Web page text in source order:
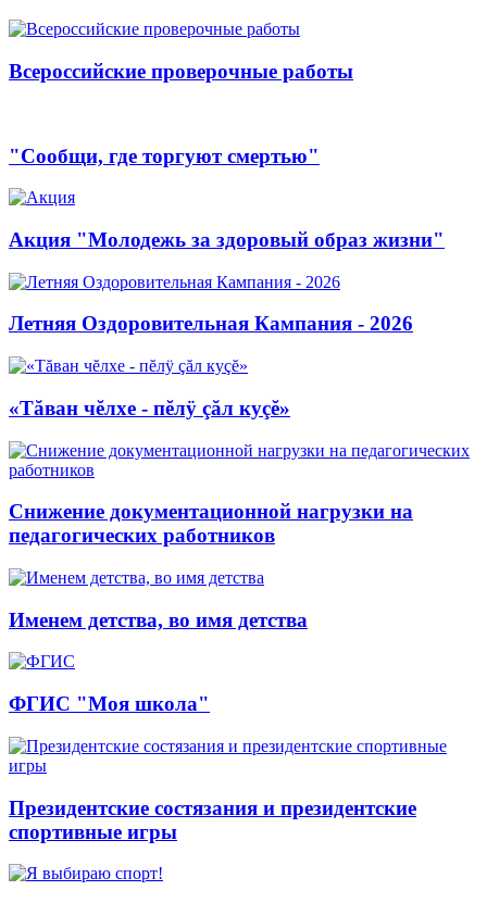
Всероссийские проверочные работы
"Сообщи, где торгуют смертью"
Акция "Молодежь за здоровый образ жизни"
Летняя Оздоровительная Кампания - 2026
«Тăван чĕлхе - пĕлÿ çăл куçĕ»
Снижение документационной нагрузки на
педагогических работников
Именем детства, во имя детства
ФГИС "Моя школа"
Президентские состязания и президентские
спортивные игры